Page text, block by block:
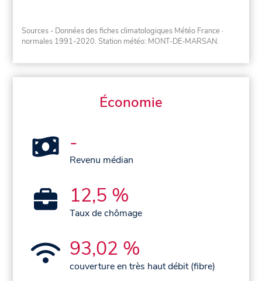
Sources - Données des fiches climatologiques Météo France ·
normales 1991-2020. Station météo: MONT-DE-MARSAN.
Économie
-
Revenu médian
12,5 %
Taux de chômage
93,02 %
couverture en très haut débit (fibre)